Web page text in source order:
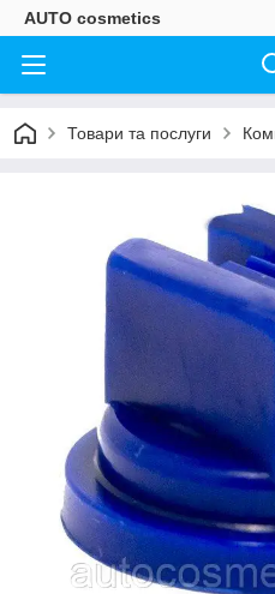
AUTO cosmetics
Товари та послуги